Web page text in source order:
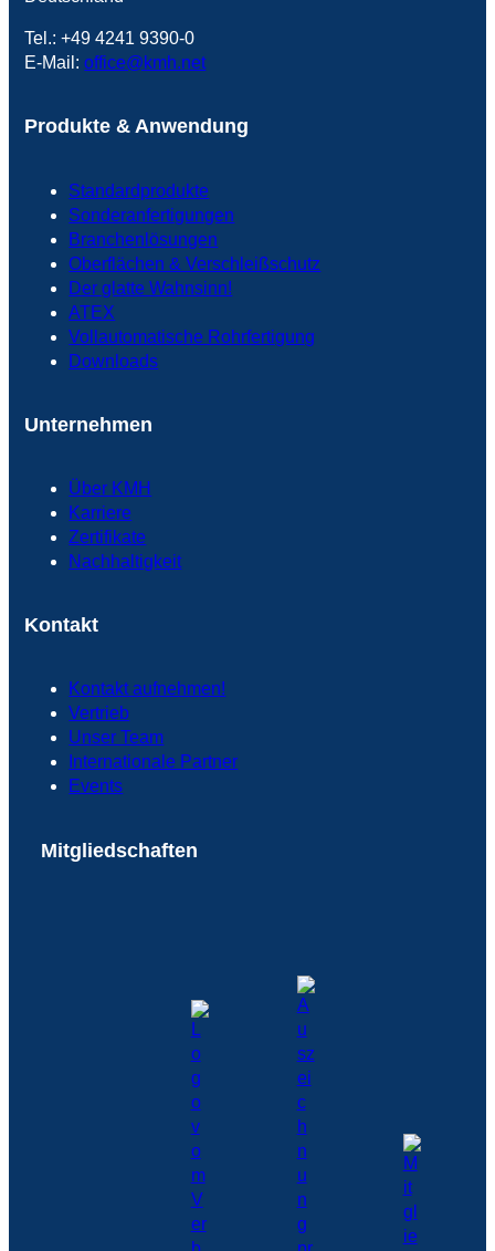
Tel.: +49 4241 9390-0
E-Mail:office@kmh.net
Produkte & Anwendung
Standardprodukte
Sonderanfertigungen
Branchenlösungen
Oberflächen & Verschleißschutz
Der glatte Wahnsinn!
ATEX
Vollautomatische Rohrfertigung
Downloads
Unternehmen
Über KMH
Karriere
Zertifikate
Nachhaltigkeit
Kontakt
Kontakt aufnehmen!
Vertrieb
Unser Team
Internationale Partner
Events
Mitgliedschaften